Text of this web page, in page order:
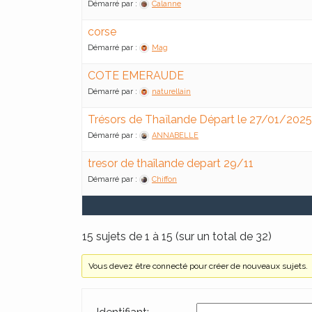
Démarré par : Calanne
corse
Démarré par : Mag
COTE EMERAUDE
Démarré par : naturellain
Trésors de Thaïlande Départ le 27/01/2025
Démarré par : ANNABELLE
tresor de thaîlande depart 29/11
Démarré par : Chiffon
15 sujets de 1 à 15 (sur un total de 32)
Vous devez être connecté pour créer de nouveaux sujets.